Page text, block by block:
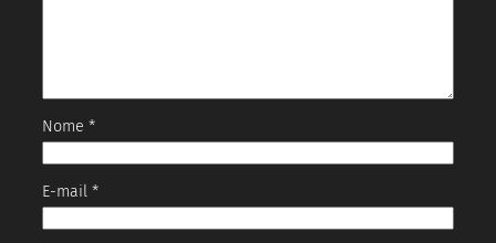
Nome *
E-mail *